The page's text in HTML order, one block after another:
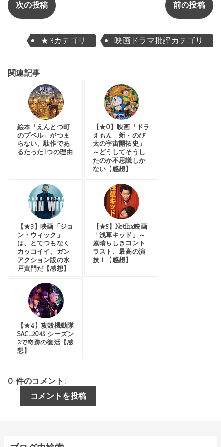
次の投稿 前の投稿
★3カテゴリ 映画ドラマ批評カテゴリ
関連記事
絵本「えんとつ町
のプペル」がつま
らない、駄作であ
るたった1つの理由
【★0】映画「ドラ
えもん 新・のび
太の宇宙開拓史」
～どうしてそうし
たのか不思議しか
ない【感想】
【★3】映画「ジョ
ン・ウィック」
は、とてつもなく
カッコイイ、ガン
アクション版の水
戸黄門だ【感想】
【★5】Netflix映画
「浅草キッド」～
素晴らしきコント
ラスト、最高の演
技！【感想】
【★4】攻殻機動隊
SAC_2045 シーズン
2で奇跡の復活【感
想】
0 件のコメント:
コメントを投稿